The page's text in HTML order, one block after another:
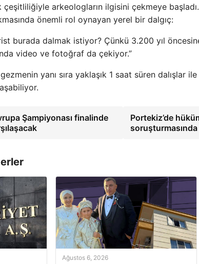
arkeologların ilgisini çekmeye
önemli rol oynayan yerel bir dalgıç:
burada dalmak istiyor? Çünkü 3.200 yıl
video ve fotoğraf da çekiyor.”
yanı sıra yaklaşık 1 saat süren dalışlar
Şampiyonası finalinde
Portekiz’de
soruşturmasında
Ağustos 6, 2026